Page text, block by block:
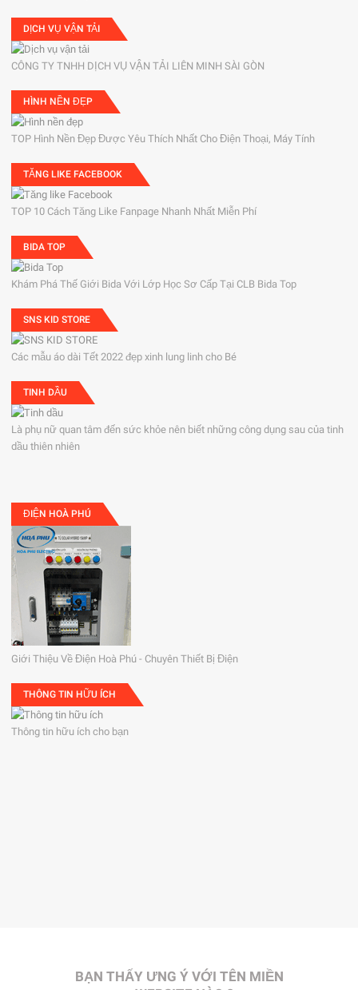
DỊCH VỤ VẬN TẢI
CÔNG TY TNHH DỊCH VỤ VẬN TẢI LIÊN MINH SÀI GÒN
HÌNH NỀN ĐẸP
TOP Hình Nền Đẹp Được Yêu Thích Nhất Cho Điện Thoại, Máy Tính
TĂNG LIKE FACEBOOK
TOP 10 Cách Tăng Like Fanpage Nhanh Nhất Miễn Phí
BIDA TOP
Khám Phá Thế Giới Bida Với Lớp Học Sơ Cấp Tại CLB Bida Top
SNS KID STORE
Các mẫu áo dài Tết 2022 đẹp xinh lung linh cho Bé
TINH DẦU
Là phụ nữ quan tâm đến sức khỏe nên biết những công dụng sau của tinh
dầu thiên nhiên
ĐIỆN HOÀ PHÚ
Giới Thiệu Về Điện Hoà Phú - Chuyên Thiết Bị Điện
THÔNG TIN HỮU ÍCH
Thông tin hữu ích cho bạn
BẠN THẤY ƯNG Ý VỚI TÊN MIỀN